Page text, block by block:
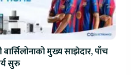
मुख्य साझेदार, पाँच
सुरु